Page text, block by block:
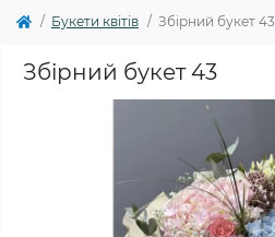
Букети квітів Збірний букет 43
Збірний букет 43